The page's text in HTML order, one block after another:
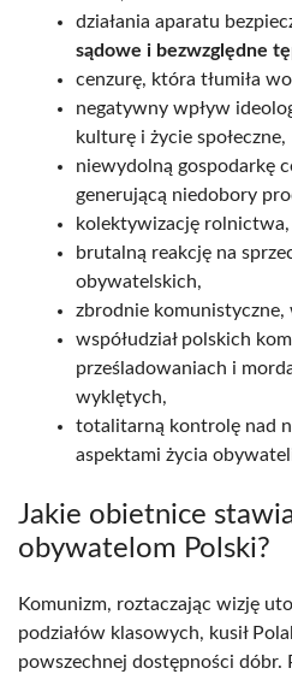
działania aparatu
sądowe i bezwzględne
cenzurę, która tłumiła
negatywny wpływ
kulturę i życie społeczne,
niewydolną gospodarkę
generującą niedobory
kolektywizację
brutalną reakcję na
obywatelskich,
zbrodnie komunistyczne,
współudział polskich
prześladowaniach i
wyklętych,
totalitarną kontrolę nad
aspektami życia
Jakie obietnice
obywatelom Polski?
Komunizm, roztaczając wizję
podziałów klasowych, kusił
powszechnej dostępności dóbr.